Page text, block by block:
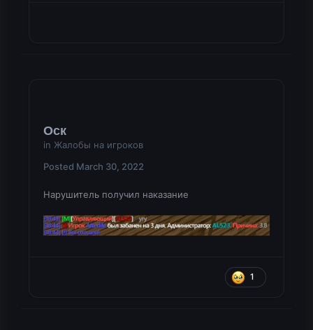
Оск
in Жалобы на игроков
Posted March 30, 2022
Нарушитель получил наказание
1